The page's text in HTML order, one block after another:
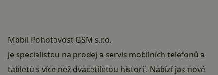
Mobil Pohotovost GSM s.r.o.
je specialistou na prodej a servis mobilních telefonů a
tabletů s více než dvacetiletou historií. Nabízí jak nové